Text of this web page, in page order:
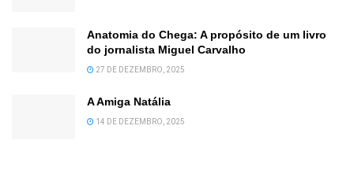
Anatomia do Chega: A propósito de um livro
do jornalista Miguel Carvalho
27 DE DEZEMBRO, 2025
A Amiga Natália
14 DE DEZEMBRO, 2025